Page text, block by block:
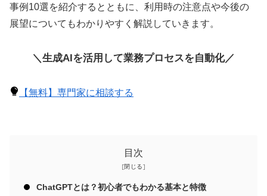
事例10選を紹介するとともに、利用時の注意点や今後の
展望についてもわかりやすく解説していきます。
＼生成AIを活用して業務プロセスを自動化／
【無料】専門家に相談する
目次
ChatGPTとは？初心者でもわかる基本と特徴